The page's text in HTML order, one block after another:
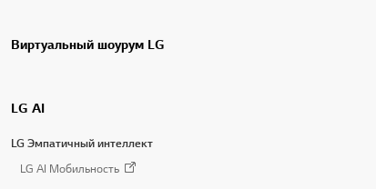
Виртуальный шоурум LG
LG AI
LG Эмпатичный интеллект
LG AI Мобильность